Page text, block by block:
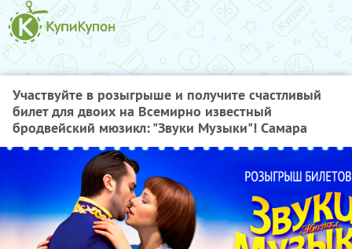
Участвуйте в розыгрыше и получите счастливый
билет для двоих на Всемирно известный
бродвейский мюзикл: "Звуки Музыки"! Самара